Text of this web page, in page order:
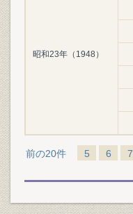
昭和23年（1948）
前の20件 5 6 7